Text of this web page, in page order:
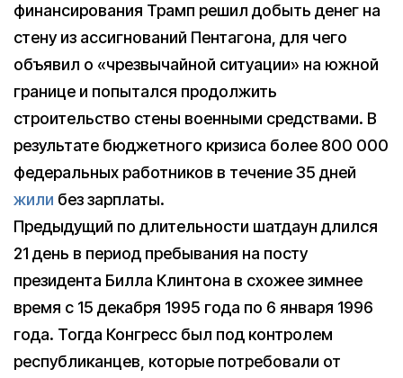
финансирования Трамп решил добыть денег на
стену из ассигнований Пентагона, для чего
объявил о «чрезвычайной ситуации» на южной
границе и попытался продолжить
строительство стены военными средствами. В
результате бюджетного кризиса более 800 000
федеральных работников в течение 35 дней
жили без зарплаты.
Предыдущий по длительности шатдаун длился
21 день в период пребывания на посту
президента Билла Клинтона в схожее зимнее
время с 15 декабря 1995 года по 6 января 1996
года. Тогда Конгресс был под контролем
республиканцев, которые потребовали от